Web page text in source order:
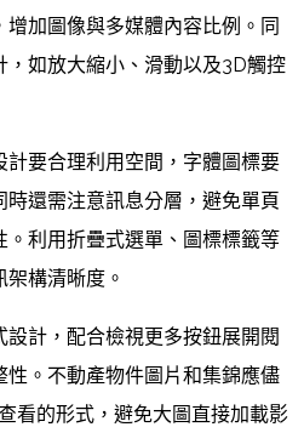
加圖像與多媒體內容比例。同
，如放大縮小、滑動以及3D觸控
要合理利用空間，字體圖標要
還需注意訊息分層，避免單頁
利用折疊式選單、圖標標籤等
構清晰度。
計，配合檢視更多按鈕展開閱
。不動產物件圖片和集錦應儘
看的形式，避免大圖直接加載影